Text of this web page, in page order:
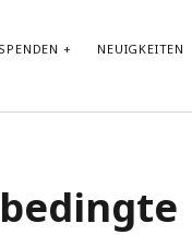
SPENDEN NEUIGKEITEN
19